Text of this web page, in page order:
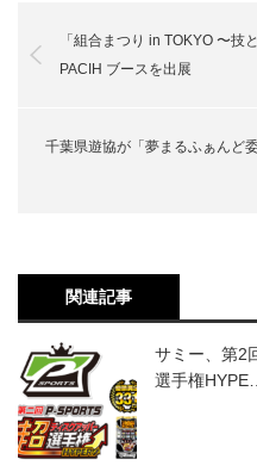
「組合まつり in TOKYO 〜技
PACIH ブースを出展
千葉県遊協が「夢まるふぁんど
関連記事
サミー、第2
選手権HYPE…